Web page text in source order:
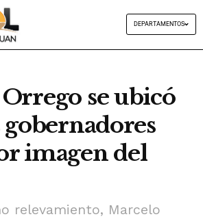
DEPARTAMENTOS
se ubicó
imagen del
relevamiento, Marcelo